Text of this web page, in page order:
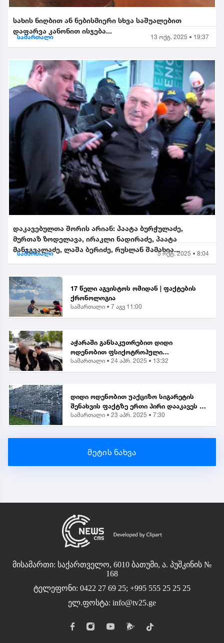
სახის ნიღბით ან ნებისმიერი სხვა საშუალებით
დაფარვა კანონით ისჯება...
სამართალი 13 ოქტ. 2025 • 19:37
დაკავებულთა შორის არიან: პაატა ბურჭულაძე,
მურთაზ ზოდელავა, ირაკლი ნადირაძე, პაატა
მანჯგვალაძე, ლაშა ბერიძე, რუსლან შამახია...
სამართალი 5 ოქტ. 2025 • 8:04
17 წელი აგვისტოს ომიდან | ფაქტების
ქრონოლოგია
სამართალი • 7 აგვ 11:00
აჭარაში განსაკუთრებით დიდი
ოდენობით ფსიქოტროპული
ნივთიერების შეძენა-შენახვისა და
სამართალი • 24 აპრ. 2025 • 13:32
დიდი ოდენობით უაქციზო სიგარეტის
შენახვის ფაქტზე ერთი პირი დააკავეს |
საგამოძიებო
სამართალი • 23 აპრ. 2025 • 7:30
მეტის ნახვა
მისამართი: საქართველო, 6010 ბათუმი, ა. პუშკინის №
168
ტელეფონი: 0422 27 69 25; +995 555 25 25 25
ელ.ფოსტა: info@tv25.ge